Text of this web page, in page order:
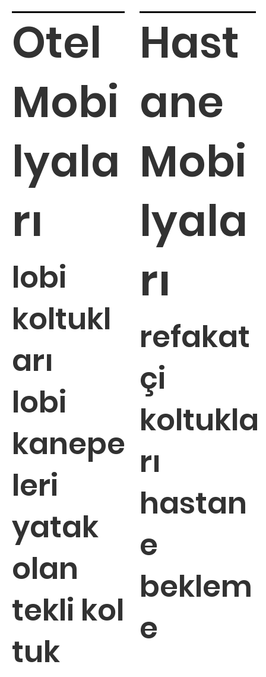
Otel
Mobi
lyala
rı
lobi
koltukl
arı
lobi
kanepe
leri
yatak
olan
tekli kol
tuk
Hast
ane
Mobi
lyala
rı
refakat
çi
koltukla
rı
hastan
e
beklem
e